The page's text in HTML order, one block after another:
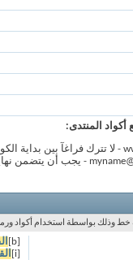
المنتدى:
- لا تترك فراغآ بين بداية
- يجب أن يتضمن
وذلك بواسطة استخدام أكواد
[b]
[i]